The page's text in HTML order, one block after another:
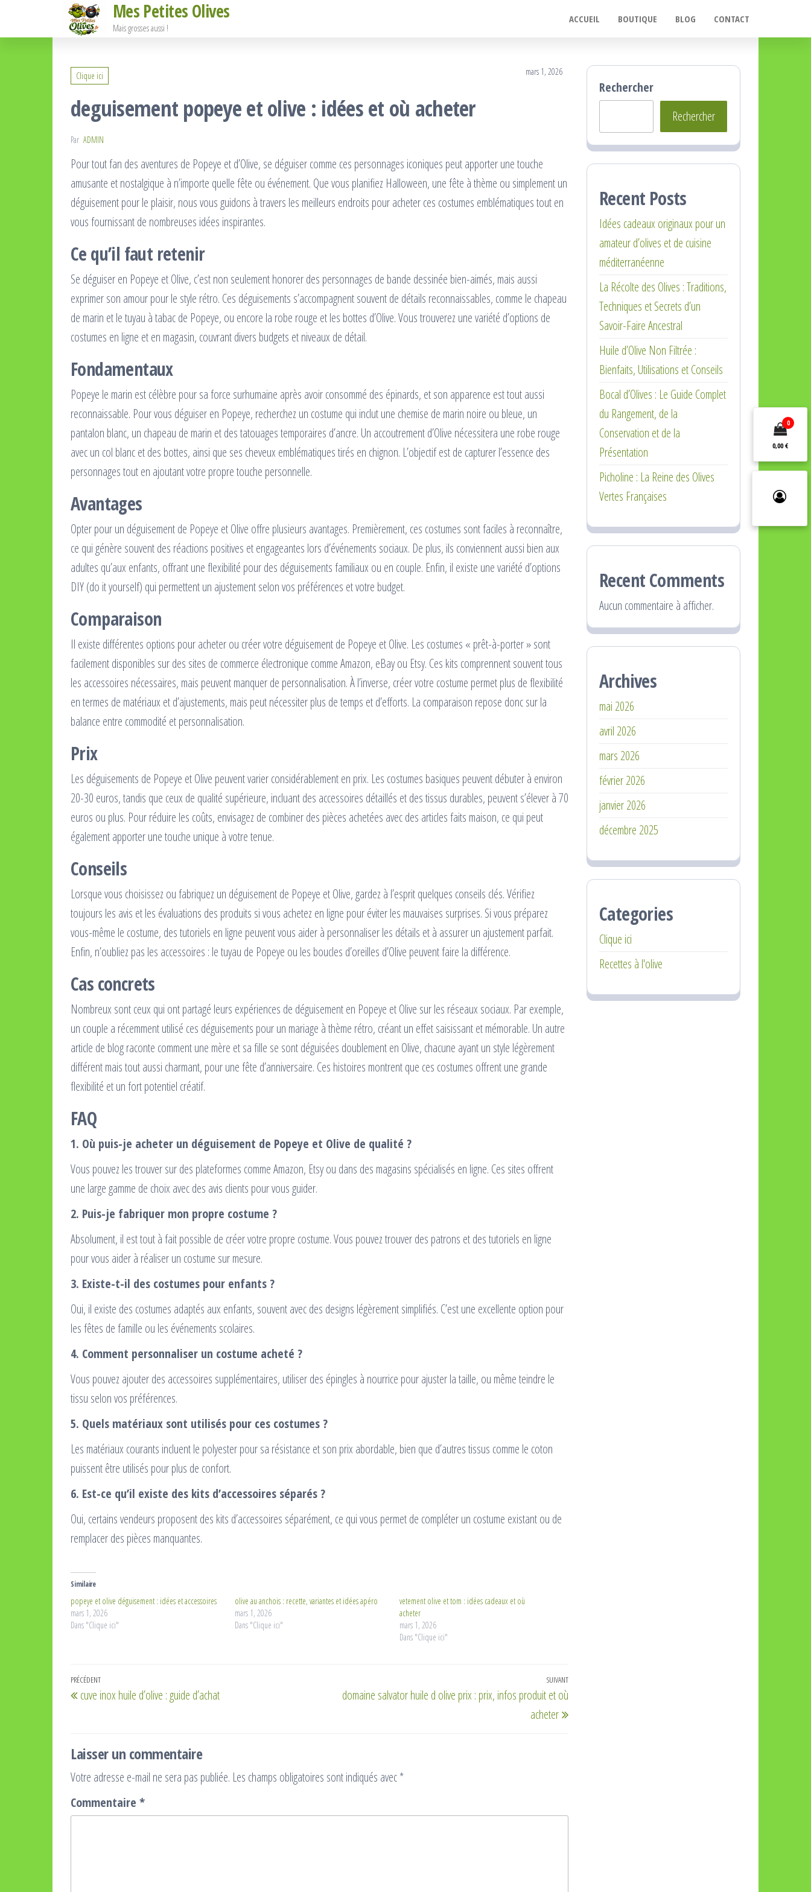
Mes Petites Olives
Mais grosses aussi !
ACCUEIL BOUTIQUE BLOG CONTACT
Clique ici mars 1, 2026
deguisement popeye et olive : idées et où acheter
Par ADMIN
Pour tout fan des aventures de Popeye et d’Olive, se déguiser comme ces personnages iconiques peut apporter une touche
amusante et nostalgique à n’importe quelle fête ou événement. Que vous planifiez Halloween, une fête à thème ou simplement un
déguisement pour le plaisir, nous vous guidons à travers les meilleurs endroits pour acheter ces costumes emblématiques tout en
vous fournissant de nombreuses idées inspirantes.
Ce qu’il faut retenir
Se déguiser en Popeye et Olive, c’est non seulement honorer des personnages de bande dessinée bien-aimés, mais aussi
exprimer son amour pour le style rétro. Ces déguisements s’accompagnent souvent de détails reconnaissables, comme le chapeau
de marin et le tuyau à tabac de Popeye, ou encore la robe rouge et les bottes d’Olive. Vous trouverez une variété d’options de
costumes en ligne et en magasin, couvrant divers budgets et niveaux de détail.
Fondamentaux
Popeye le marin est célèbre pour sa force surhumaine après avoir consommé des épinards, et son apparence est tout aussi
reconnaissable. Pour vous déguiser en Popeye, recherchez un costume qui inclut une chemise de marin noire ou bleue, un
pantalon blanc, un chapeau de marin et des tatouages temporaires d’ancre. Un accoutrement d’Olive nécessitera une robe rouge
avec un col blanc et des bottes, ainsi que ses cheveux emblématiques tirés en chignon. L’objectif est de capturer l’essence des
personnages tout en ajoutant votre propre touche personnelle.
Avantages
Opter pour un déguisement de Popeye et Olive offre plusieurs avantages. Premièrement, ces costumes sont faciles à reconnaître,
ce qui génère souvent des réactions positives et engageantes lors d’événements sociaux. De plus, ils conviennent aussi bien aux
adultes qu’aux enfants, offrant une flexibilité pour des déguisements familiaux ou en couple. Enfin, il existe une variété d’options
DIY (do it yourself) qui permettent un ajustement selon vos préférences et votre budget.
Comparaison
Il existe différentes options pour acheter ou créer votre déguisement de Popeye et Olive. Les costumes « prêt-à-porter » sont
facilement disponibles sur des sites de commerce électronique comme Amazon, eBay ou Etsy. Ces kits comprennent souvent tous
les accessoires nécessaires, mais peuvent manquer de personnalisation. À l’inverse, créer votre costume permet plus de flexibilité
en termes de matériaux et d’ajustements, mais peut nécessiter plus de temps et d’efforts. La comparaison repose donc sur la
balance entre commodité et personnalisation.
Prix
Les déguisements de Popeye et Olive peuvent varier considérablement en prix. Les costumes basiques peuvent débuter à environ
20-30 euros, tandis que ceux de qualité supérieure, incluant des accessoires détaillés et des tissus durables, peuvent s’élever à 70
euros ou plus. Pour réduire les coûts, envisagez de combiner des pièces achetées avec des articles faits maison, ce qui peut
également apporter une touche unique à votre tenue.
Conseils
Lorsque vous choisissez ou fabriquez un déguisement de Popeye et Olive, gardez à l’esprit quelques conseils clés. Vérifiez
toujours les avis et les évaluations des produits si vous achetez en ligne pour éviter les mauvaises surprises. Si vous préparez
vous-même le costume, des tutoriels en ligne peuvent vous aider à personnaliser les détails et à assurer un ajustement parfait.
Enfin, n’oubliez pas les accessoires : le tuyau de Popeye ou les boucles d’oreilles d’Olive peuvent faire la différence.
Cas concrets
Nombreux sont ceux qui ont partagé leurs expériences de déguisement en Popeye et Olive sur les réseaux sociaux. Par exemple,
un couple a récemment utilisé ces déguisements pour un mariage à thème rétro, créant un effet saisissant et mémorable. Un autre
article de blog raconte comment une mère et sa fille se sont déguisées doublement en Olive, chacune ayant un style légèrement
différent mais tout aussi charmant, pour une fête d’anniversaire. Ces histoires montrent que ces costumes offrent une grande
flexibilité et un fort potentiel créatif.
FAQ
1. Où puis-je acheter un déguisement de Popeye et Olive de qualité ?
Vous pouvez les trouver sur des plateformes comme Amazon, Etsy ou dans des magasins spécialisés en ligne. Ces sites offrent
une large gamme de choix avec des avis clients pour vous guider.
2. Puis-je fabriquer mon propre costume ?
Absolument, il est tout à fait possible de créer votre propre costume. Vous pouvez trouver des patrons et des tutoriels en ligne
pour vous aider à réaliser un costume sur mesure.
3. Existe-t-il des costumes pour enfants ?
Oui, il existe des costumes adaptés aux enfants, souvent avec des designs légèrement simplifiés. C’est une excellente option pour
les fêtes de famille ou les événements scolaires.
4. Comment personnaliser un costume acheté ?
Vous pouvez ajouter des accessoires supplémentaires, utiliser des épingles à nourrice pour ajuster la taille, ou même teindre le
tissu selon vos préférences.
5. Quels matériaux sont utilisés pour ces costumes ?
Les matériaux courants incluent le polyester pour sa résistance et son prix abordable, bien que d’autres tissus comme le coton
puissent être utilisés pour plus de confort.
6. Est-ce qu’il existe des kits d’accessoires séparés ?
Oui, certains vendeurs proposent des kits d’accessoires séparément, ce qui vous permet de compléter un costume existant ou de
remplacer des pièces manquantes.
Similaire
popeye et olive déguisement : idées et accessoires
mars 1, 2026
Dans "Clique ici"
olive au anchois : recette, variantes et idées apéro
mars 1, 2026
Dans "Clique ici"
vetement olive et tom : idées cadeaux et où
acheter
mars 1, 2026
Dans "Clique ici"
Navigation
de
Article
précédent
PRÉCÉDENT
cuve inox huile d’olive : guide d’achat
Article
SUIVANT
domaine salvator huile d olive prix : prix, infos produit et où
acheter
Laisser un commentaire
Votre adresse e-mail ne sera pas publiée. Les champs obligatoires sont indiqués avec*
Commentaire *
Rechercher
Rechercher
Recent Posts
Idées cadeaux originaux pour un
amateur d’olives et de cuisine
méditerranéenne
La Récolte des Olives : Traditions,
Techniques et Secrets d’un
Savoir-Faire Ancestral
Huile d’Olive Non Filtrée :
Bienfaits, Utilisations et Conseils
Bocal d’Olives : Le Guide Complet
du Rangement, de la
Conservation et de la
Présentation
Picholine : La Reine des Olives
Vertes Françaises
Recent Comments
Aucun commentaire à afficher.
Archives
mai 2026
avril 2026
mars 2026
février 2026
janvier 2026
décembre 2025
Categories
Clique ici
Recettes à l'olive
0
0,00 €